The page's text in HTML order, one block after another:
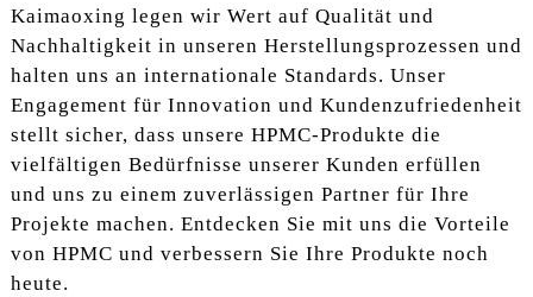
Kaimaoxing legen wir Wert auf Qualität und
Nachhaltigkeit in unseren Herstellungsprozessen und
halten uns an internationale Standards. Unser
Engagement für Innovation und Kundenzufriedenheit
stellt sicher, dass unsere HPMC-Produkte die
vielfältigen Bedürfnisse unserer Kunden erfüllen
und uns zu einem zuverlässigen Partner für Ihre
Projekte machen. Entdecken Sie mit uns die Vorteile
von HPMC und verbessern Sie Ihre Produkte noch
heute.